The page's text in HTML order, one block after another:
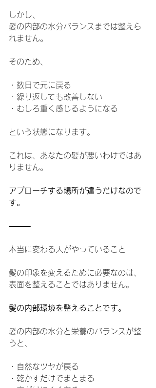
しかし、
髪の内部の水分バランスまでは整えら
れません。
そのため、
・数日で元に戻る
・繰り返しても改善しない
・むしろ重く感じるようになる
という状態になります。
これは、あなたの髪が悪いわけではあ
りません。
アプローチする場所が違うだけなので
す。
⸻
本当に変わる人がやっていること
髪の印象を変えるために必要なのは、
表面を整えることではありません。
髪の内部環境を整えることです。
髪の内部の水分と栄養のバランスが整
うと、
・自然なツヤが戻る
・乾かすだけでまとまる